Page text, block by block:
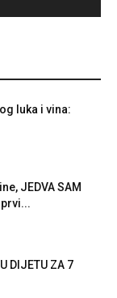
luka i vina:
JEDVA SAM
prvi...
DIJETU ZA 7